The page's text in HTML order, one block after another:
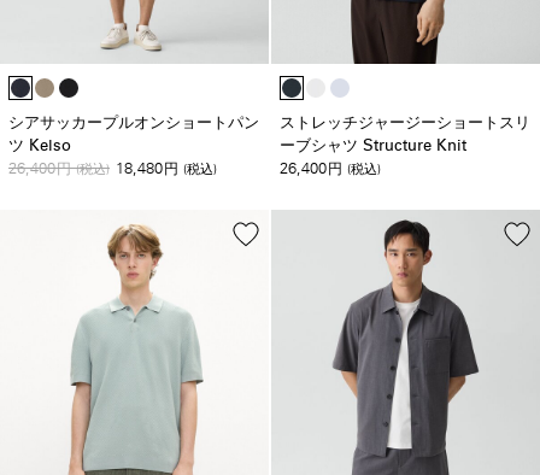
シアサッカープルオンショートパン
ツ Kelso
26,400円(税込) 18,480円 (税込)
ストレッチジャージーショートスリ
ーブシャツ Structure Knit
26,400円 (税込)